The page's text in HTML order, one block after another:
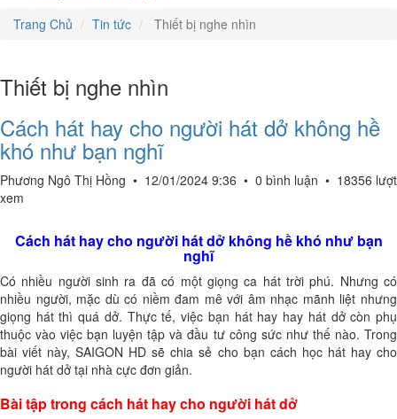
Trang Chủ
Tin tức Thiết bị nghe nhìn
Thiết bị nghe nhìn
Cách hát hay cho người hát dở không hề
khó như bạn nghĩ
Phương Ngô Thị Hồng • 12/01/2024 9:36 • 0 bình luận • 18356 lượt
xem
Cách hát hay cho người hát dở không hề khó như bạn
nghĩ
Có nhiều người sinh ra đã có một giọng ca hát trời phú. Nhưng có
nhiều người, mặc dù có niềm đam mê với âm nhạc mãnh liệt nhưng
giọng hát thì quá dở. Thực tế, việc bạn hát hay hay hát dở còn phụ
thuộc vào việc bạn luyện tập và đầu tư công sức như thế nào. Trong
bài viết này, SAIGON HD sẽ chia sẻ cho bạn cách học hát hay cho
người hát dở tại nhà cực đơn giản.
Bài tập trong cách hát hay cho người hát dở